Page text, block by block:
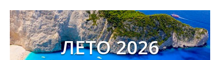
ЛЕТО 2026